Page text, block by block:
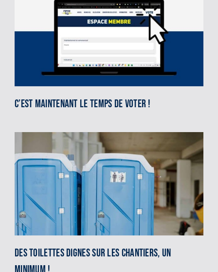
C’est maintenant le temps de voter !
Des toilettes dignes sur les chantiers, un